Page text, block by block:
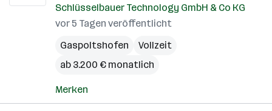
Schlüsselbauer Technology GmbH & Co KG
vor 5 Tagen veröffentlicht
Gaspoltshofen
Vollzeit
ab 3.200 € monatlich
Merken